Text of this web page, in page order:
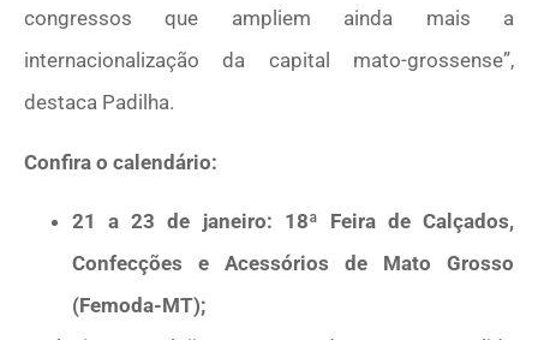
congressos que ampliem ainda mais a
internacionalização da capital mato-grossense”,
destaca Padilha.
Confira o calendário:
21 a 23 de janeiro: 18ª Feira de Calçados,
Confecções e Acessórios de Mato Grosso
(Femoda-MT);